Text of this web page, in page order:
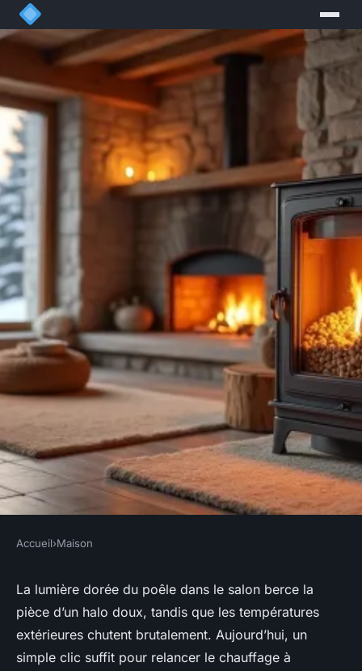
Choisir des granulés de bois
E.Leclerc pour un chauffage
efficace
Accueil›Maison
La lumière dorée du poêle dans le salon berce la
pièce d’un halo doux, tandis que les températures
extérieures chutent brutalement. Aujourd’hui, un
simple clic suffit pour relancer le chauffage à